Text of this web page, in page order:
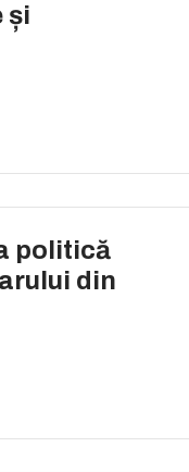
și
politică
din